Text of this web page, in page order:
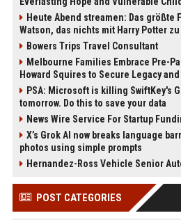
Heute Abend streamen: Das größte
Watson, das nichts mit Harry Potter
Bowers Trips Travel Consultant
Melbourne Families Embrace Pre-
Howard Squires to Secure Legacy
PSA: Microsoft is killing SwiftKey's
tomorrow. Do this to save your data
News Wire Service For Startup
X’s Grok AI now breaks language
photos using simple prompts
Hernandez-Ross Vehicle Senior
POST CATEGORIES